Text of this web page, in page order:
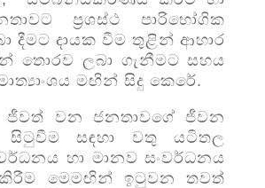
ප්‍රශස්ථ පාරිභෝගික
දීමට දායක වීම තුළින් ආහාර
තොරව ලබා ගැනීමට සහය
මඟින් සිදු කෙරේ.
ජීවත් වන ජනතාවගේ ජීවන
සිටුවීම සඳහා වතු යටිතල
හා මානව සංවර්ධනය
මෙමඟින් ඉටුවන තවත්